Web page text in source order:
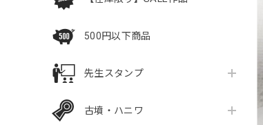
500円以下商品
先生スタンプ
古墳・ハニワ